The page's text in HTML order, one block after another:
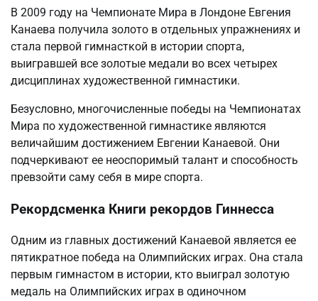
В 2009 году на Чемпионате Мира в Лондоне Евгения
Канаева получила золото в отдельных упражнениях и
стала первой гимнасткой в истории спорта,
выигравшей все золотые медали во всех четырех
дисциплинах художественной гимнастики.
Безусловно, многочисленные победы на Чемпионатах
Мира по художественной гимнастике являются
величайшим достижением Евгении Канаевой. Они
подчеркивают ее неоспоримый талант и способность
превзойти саму себя в мире спорта.
Рекордсменка Книги рекордов Гиннесса
Одним из главных достижений Канаевой является ее
пятикратное победа на Олимпийских играх. Она стала
первым гимнастом в истории, кто выиграл золотую
медаль на Олимпийских играх в одиночном